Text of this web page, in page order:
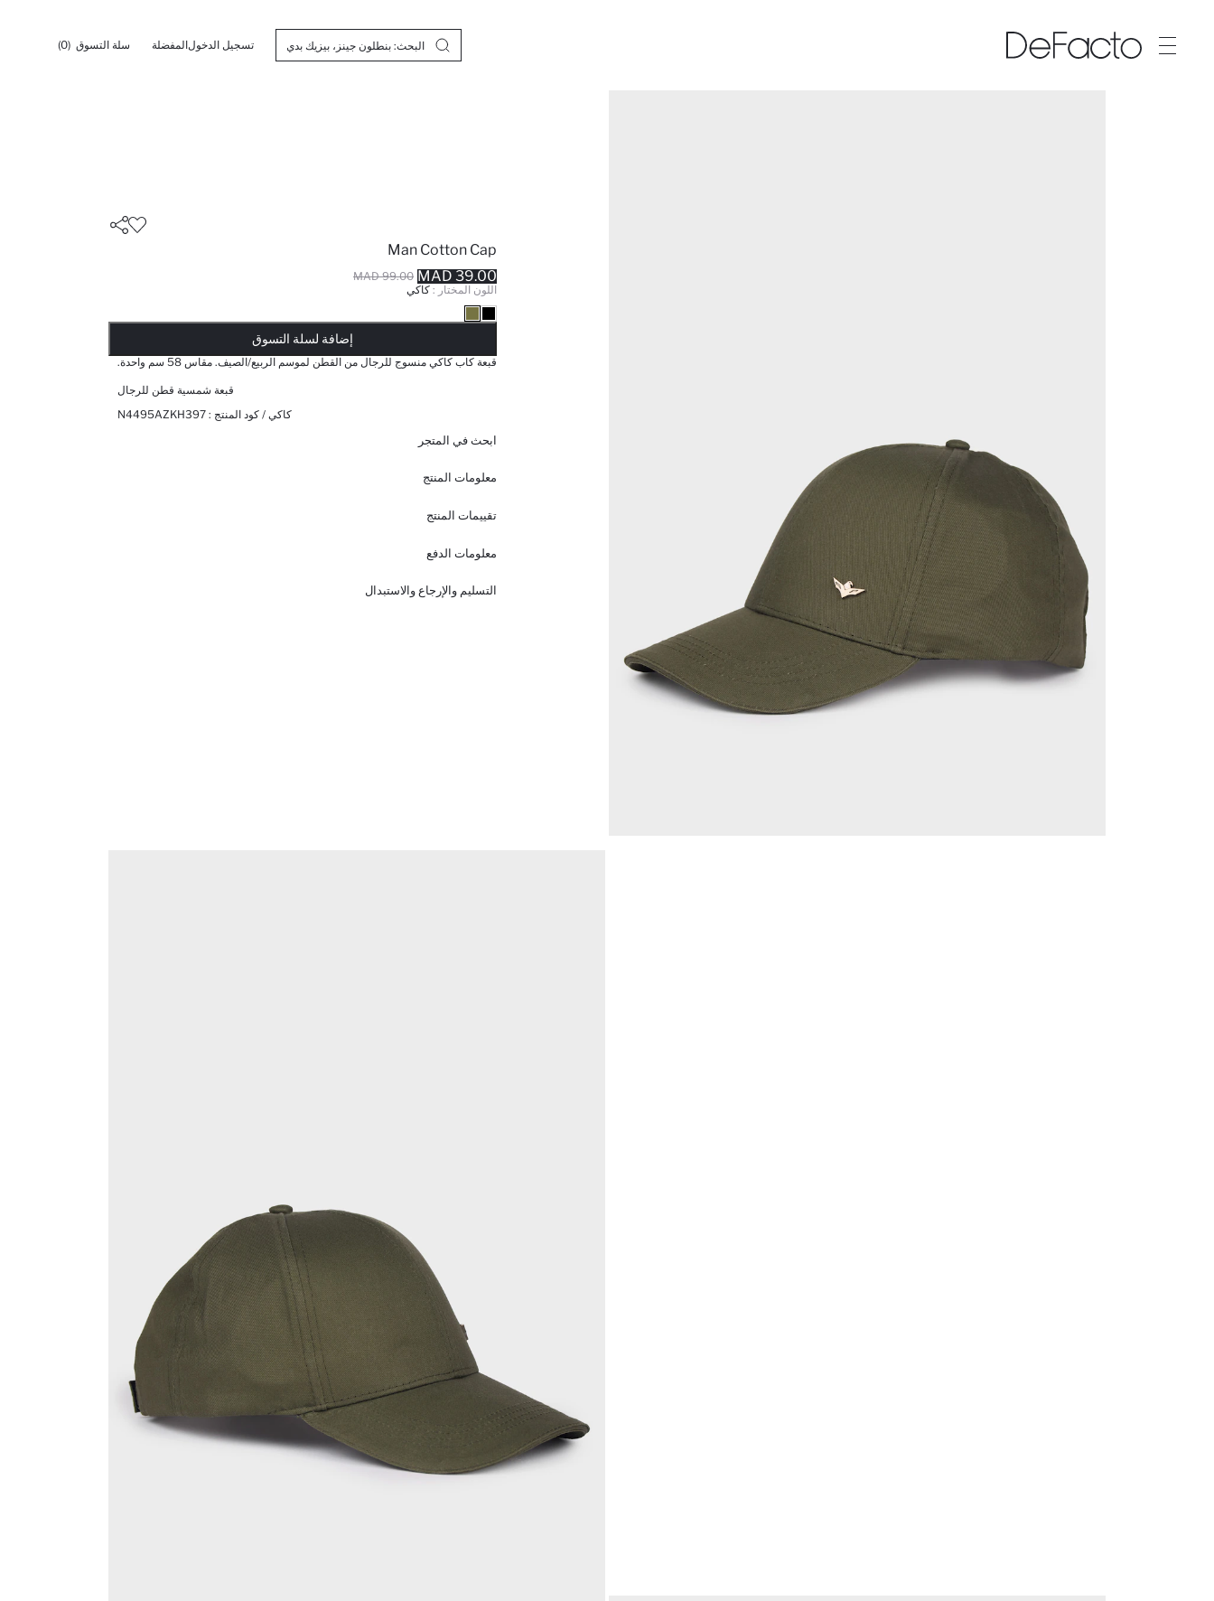
تسجيل الدخولالمفضلة سلة التسوق (0)
Man Cotton Cap
99.00 MAD 39.00 MAD
اللون المختار : كاكي
إضافة لسلة التسوق
قبعة كاب كاكي منسوج للرجال من القطن لموسم الربيع/الصيف. مقاس 58 سم واحدة.
قبعة شمسية قطن للرجال
كاكي / كود المنتج : N4495AZKH397
ابحث في المتجر
معلومات المنتج
تقييمات المنتج
معلومات الدفع
التسليم والإرجاع والاستبدال